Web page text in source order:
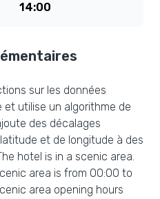
14:00
sur les données
utilise un algorithme de
des décalages
et de longitude à des
hotel is in a scenic area.
area is from 00:00 to
area opening hours